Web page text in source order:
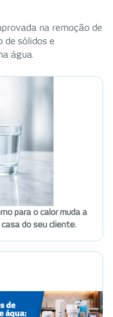
na remoção de
de sólidos e
água.
para o calor muda a
do seu cliente.